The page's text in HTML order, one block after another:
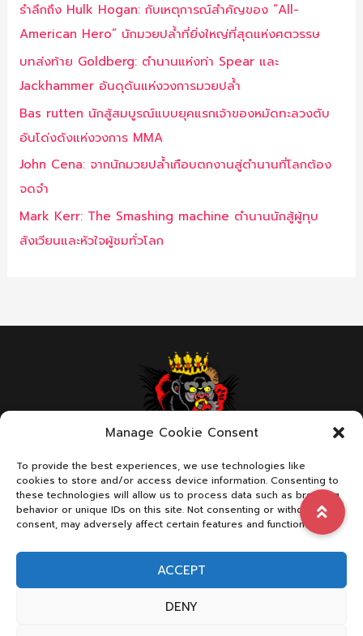
Manage Cookie Consent
To provide the best experiences, we use technologies like
cookies to store and/or access device information. Consenting to
these technologies will allow us to process data such as browsing
behavior or unique IDs on this site. Not consenting or withdrawing
consent, may adversely affect certain features and functions.
ACCEPT
DENY
รำลึกถึง Hulk Hogan: กับเหตุการณ์สำคัญของ “All-
American Hero” นักมวยปล้ำที่ยิ่งใหญ่ที่สุดแห่งศตวรรษ
บทส่งท้าย Goldberg: ตำนานแห่งท่า Spear และ
Jackhammer อันดุดันแห่งวงการมวยปล้ำ
Bas rutten นักสู้สมบูรณ์แบบยุคแรกเจ้าของหมัดทะลวงตับ
อันโด่งดังแห่งวงการ MMA
John Cena: จากนักมวยปล้ำเกือบตกงานสู่ตำนานที่โลกต้อง
จดจำ
Mark Kerr: The Smashing machine ตำนานนักสู้ผู้ทุบ
สังเวียนและหัวใจผู้ชมทั่วโลก
ABOUT US
We are a page with dedication in combat sports
FistfightDrama@gmail.com
advertising/promote your websites